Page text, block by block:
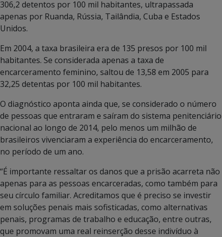
306,2 detentos por 100 mil habitantes, ultrapassada
apenas por Ruanda, Rússia, Tailândia, Cuba e Estados
Unidos.
Em 2004, a taxa brasileira era de 135 presos por 100 mil
habitantes. Se considerada apenas a taxa de
encarceramento feminino, saltou de 13,58 em 2005 para
32,25 detentas por 100 mil habitantes.
O diagnóstico aponta ainda que, se considerado o número
de pessoas que entraram e saíram do sistema penitenciário
nacional ao longo de 2014, pelo menos um milhão de
brasileiros vivenciaram a experiência do encarceramento,
no período de um ano.
“É importante ressaltar os danos que a prisão acarreta não
apenas para as pessoas encarceradas, como também para
seu círculo familiar. Acreditamos que é preciso se investir
em soluções penais mais sofisticadas, como alternativas
penais, programas de trabalho e educação, entre outras,
que promovam uma real reinserção desse indivíduo à